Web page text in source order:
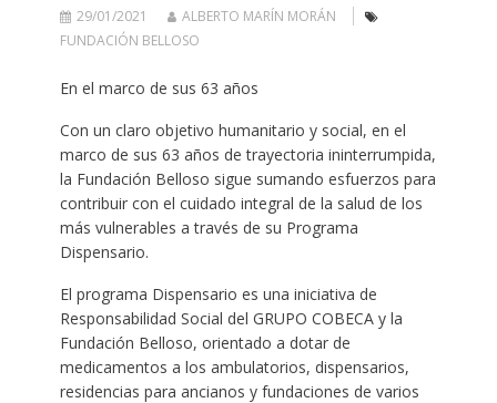
29/01/2021
ALBERTO MARÍN MORÁN
FUNDACIÓN BELLOSO
En el marco de sus 63 años
Con un claro objetivo humanitario y social, en el
marco de sus 63 años de trayectoria ininterrumpida,
la Fundación Belloso sigue sumando esfuerzos para
contribuir con el cuidado integral de la salud de los
más vulnerables a través de su Programa
Dispensario.
El programa Dispensario es una iniciativa de
Responsabilidad Social del GRUPO COBECA y la
Fundación Belloso, orientado a dotar de
medicamentos a los ambulatorios, dispensarios,
residencias para ancianos y fundaciones de varios